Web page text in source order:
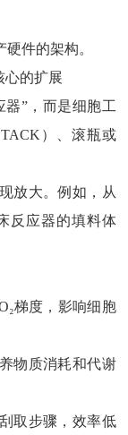
件的架构。
心的扩展
器”，而是细胞工
）、滚瓶或
放大。例如，从
反应器的填料体
梯度，影响细胞
物质消耗和代谢
取步骤，效率低